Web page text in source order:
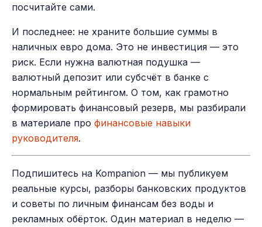
посчитайте сами.
И последнее: не храните большие суммы в
наличных евро дома. Это не инвестиция — это
риск. Если нужна валютная подушка —
валютный депозит или субсчёт в банке с
нормальным рейтингом. О том, как грамотно
формировать финансовый резерв, мы разбирали
в материале про финансовые навыки
руководителя.
Подпишитесь на Kompanion — мы публикуем
реальные курсы, разборы банковских продуктов
и советы по личным финансам без воды и
рекламных обёрток. Один материал в неделю —